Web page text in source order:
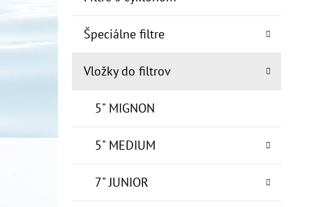
Špeciálne filtre
Vložky do filtrov
5" MIGNON
5" MEDIUM
7" JUNIOR